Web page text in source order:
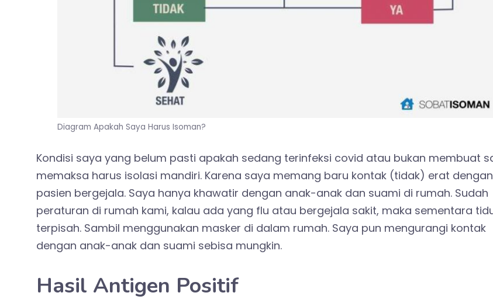
Diagram Apakah Saya Harus Isoman?
Kondisi saya yang belum pasti apakah sedang terinfeksi covid atau bukan membuat
memaksa harus isolasi mandiri. Karena saya memang baru kontak (tidak) erat dengan
pasien bergejala. Saya hanya khawatir dengan anak-anak dan suami di rumah. Sudah
peraturan di rumah kami, kalau ada yang flu atau bergejala sakit, maka sementara
terpisah. Sambil menggunakan masker di dalam rumah. Saya pun mengurangi kontak
dengan anak-anak dan suami sebisa mungkin.
Hasil Antigen Positif